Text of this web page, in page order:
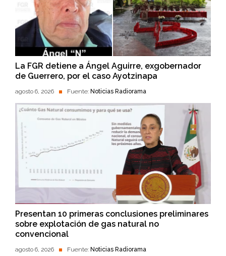
La FGR detiene a Ángel Aguirre, exgobernador
de Guerrero, por el caso Ayotzinapa
agosto 6, 2026 Fuente: Noticias Radiorama
Presentan 10 primeras conclusiones preliminares
sobre explotación de gas natural no
convencional
agosto 6, 2026 Fuente: Noticias Radiorama